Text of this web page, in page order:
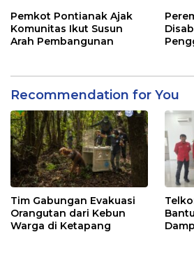
Pemkot Pontianak Ajak
Komunitas Ikut Susun
Arah Pembangunan
Recommendation for You
Tim Gabungan Evakuasi
Orangutan dari Kebun
Warga di Ketapang